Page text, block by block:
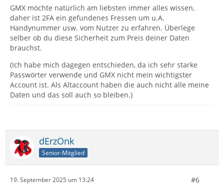
GMX möchte natürlich am liebsten immer alles wissen,
daher ist 2FA ein gefundenes Fressen um u.A.
Handynummer usw. vom Nutzer zu erfahren. Überlege
selber ob du diese Sicherheit zum Preis deiner Daten
brauchst.
(Ich habe mich dagegen entschieden, da ich sehr starke
Passwörter verwende und GMX nicht mein wichtigster
Account ist. Als Altaccount haben die auch nicht alle meine
Daten und das soll auch so bleiben.)
dErzOnk
Senior-Mitglied
19. September 2025 um 13:24 #6